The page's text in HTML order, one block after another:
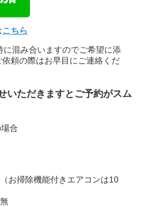
こちら
混み合いますのでご希望に添
頼の際はお早目にご連絡くだ
いただきますとご予約がスム
合
お掃除機能付きエアコンは10